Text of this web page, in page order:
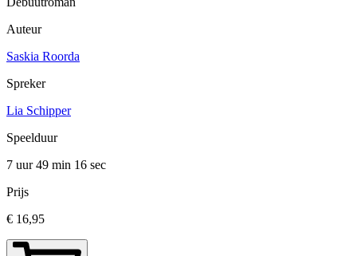
Auteur
Saskia Roorda
Spreker
Lia Schipper
Speelduur
7 uur 49 min 16 sec
Prijs
€ 16,95